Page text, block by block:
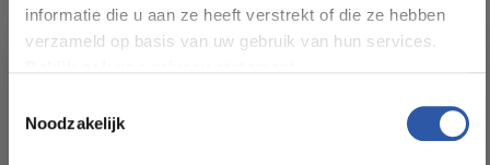
informatie die u aan ze heeft verstrekt of die ze hebben
verzameld op basis van uw gebruik van hun services.
Noodzakelijk
Pakinhoud (m²): 4,46